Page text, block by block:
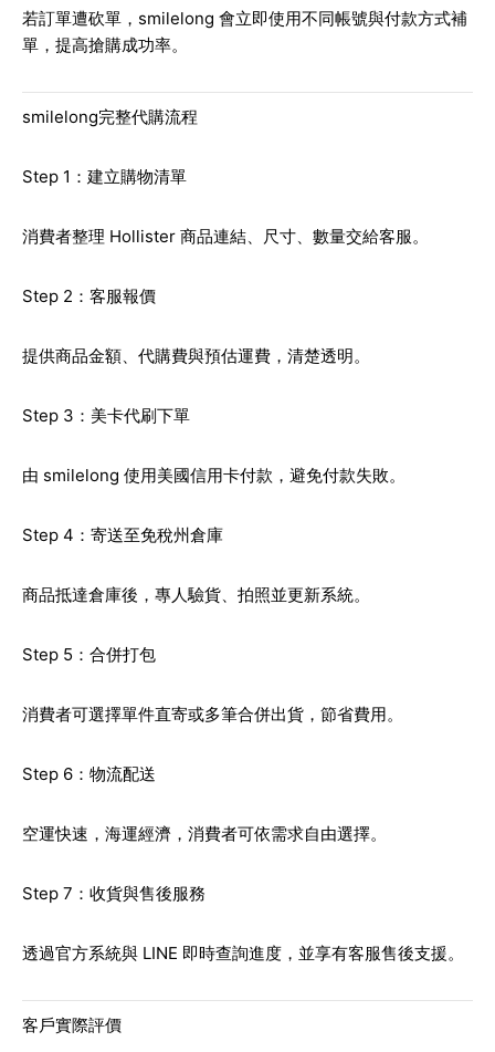
若訂單遭砍單，smilelong 會立即使用不同帳號與付款方式補
單，提高搶購成功率。
smilelong完整代購流程
Step 1：建立購物清單
消費者整理 Hollister 商品連結、尺寸、數量交給客服。
Step 2：客服報價
提供商品金額、代購費與預估運費，清楚透明。
Step 3：美卡代刷下單
由 smilelong 使用美國信用卡付款，避免付款失敗。
Step 4：寄送至免稅州倉庫
商品抵達倉庫後，專人驗貨、拍照並更新系統。
Step 5：合併打包
消費者可選擇單件直寄或多筆合併出貨，節省費用。
Step 6：物流配送
空運快速，海運經濟，消費者可依需求自由選擇。
Step 7：收貨與售後服務
透過官方系統與 LINE 即時查詢進度，並享有客服售後支援。
客戶實際評價